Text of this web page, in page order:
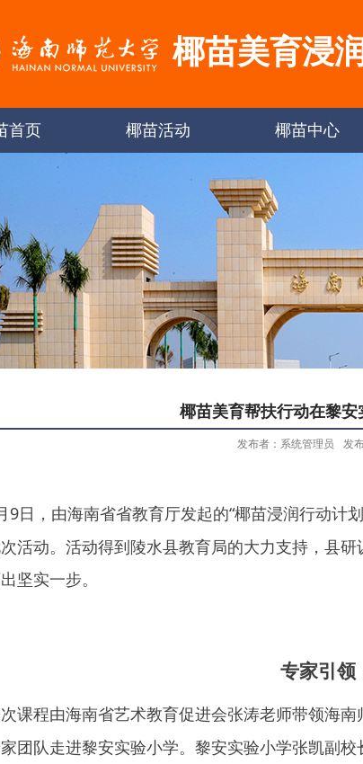
椰苗美育浸
首页 椰苗活动 椰苗中心
椰苗美育帮扶行动在黎
发布者：系统管理员 发
9日，由海南省省教育厅发起的“椰苗浸润行动计
活动。活动得到陵水县教育局的大力支持，县
坚实一步。
专家引领
课程由海南省艺术教育促进会张涛老师带领海南
团队走进黎安实验小学。黎安实验小学张凯副